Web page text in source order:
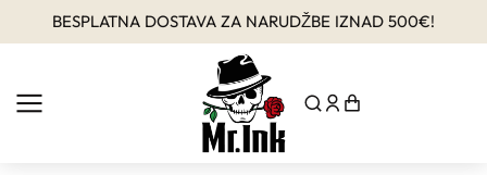
BESPLATNA DOSTAVA ZA NARUDŽBE IZNAD 500€!